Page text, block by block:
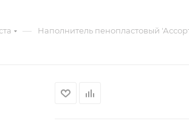
— Наполнитель пенопластовый